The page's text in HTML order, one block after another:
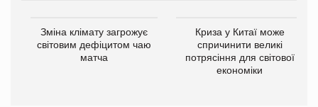
Зміна клімату загрожує
світовим дефіцитом чаю
матча
Криза у Китаї може
спричинити великі
потрясіння для світової
економіки